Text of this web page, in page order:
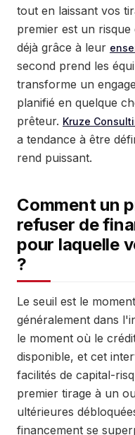
tout en laissant vos
premier est un
déjà grâce à leur
second prend les
transforme un
planifié en quelque
prêteur. Kruze
a tendance à être
rend puissant.
Comment un
refuser de
pour laquelle
?
Le seuil est le
généralement dans
le moment où le
disponible, et cet
facilités de capital-
premier tirage à un
ultérieures
financement se